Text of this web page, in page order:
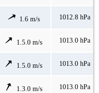
1.6 m/s 1012.8 hPa
1.5.0 m/s 1013.0 hPa
1.5.0 m/s 1013.0 hPa
1.3.0 m/s 1013.0 hPa